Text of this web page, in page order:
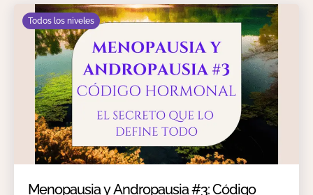
Todos los niveles
Menopausia y Andropausia #3: Código